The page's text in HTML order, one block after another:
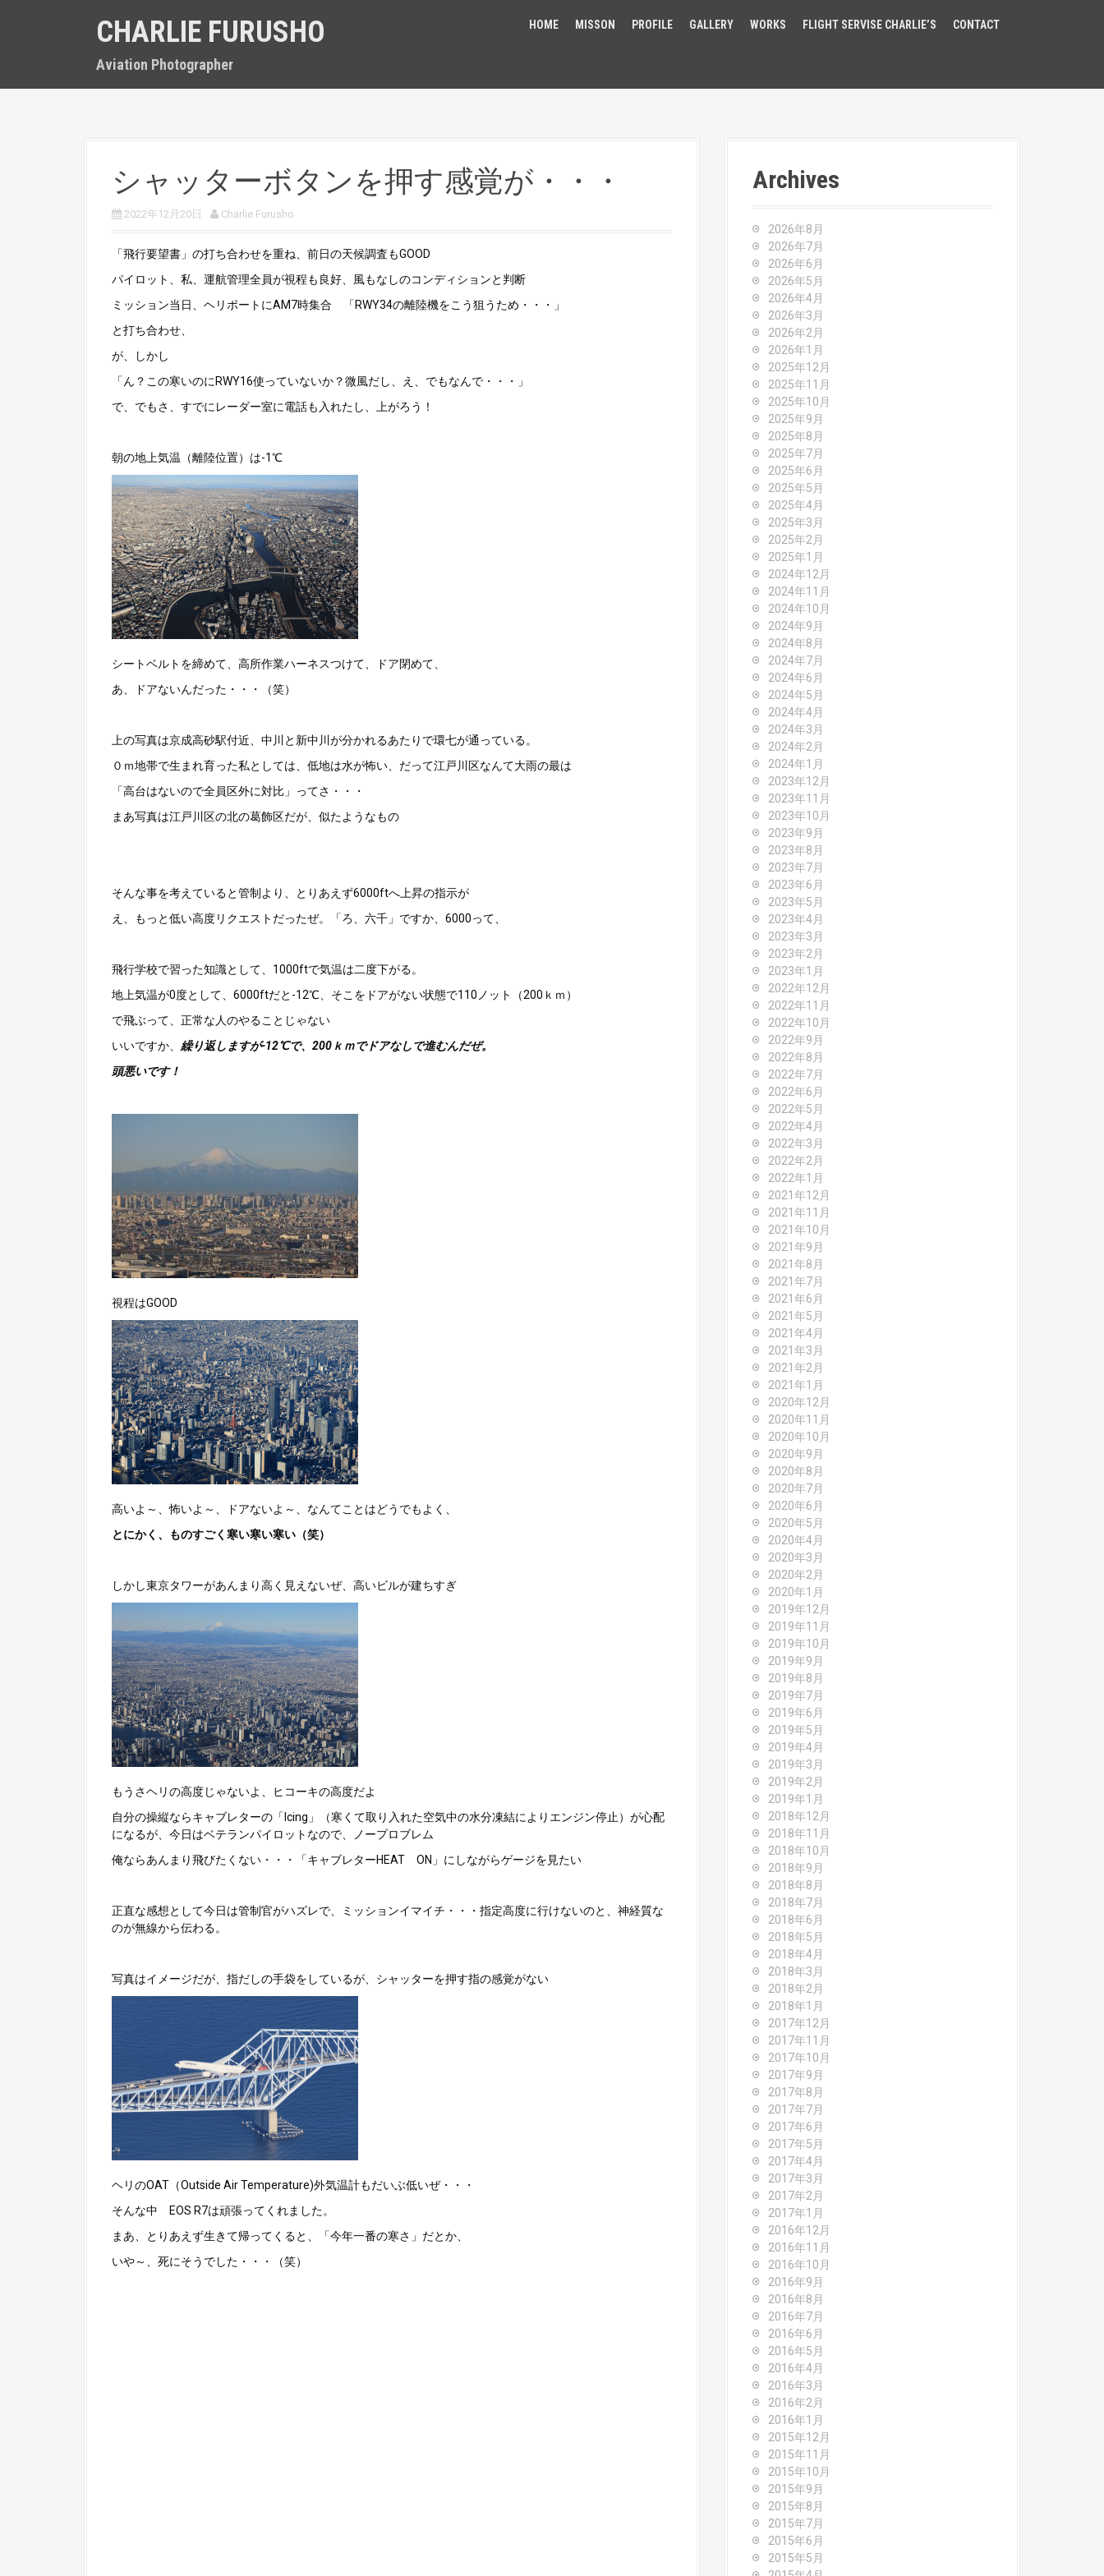
CHARLIE FURUSHO
Aviation Photographer
HOME MISSON PROFILE GALLERY WORKS FLIGHT SERVISE CHARLIE’S CONTACT
シャッターボタンを押す感覚が・・・
2022年12月20日 Charlie Furusho
「飛行要望書」の打ち合わせを重ね、前日の天候調査もGOOD
パイロット、私、運航管理全員が視程も良好、風もなしのコンディションと判断
ミッション当日、ヘリポートにAM7時集合 「RWY34の離陸機をこう狙うため・・・」
と打ち合わせ、
が、しかし
「ん？この寒いのにRWY16使っていないか？微風だし、え、でもなんで・・・」
で、でもさ、すでにレーダー室に電話も入れたし、上がろう！
朝の地上気温（離陸位置）は-1℃
シートベルトを締めて、高所作業ハーネスつけて、ドア閉めて、
あ、ドアないんだった・・・（笑）
上の写真は京成高砂駅付近、中川と新中川が分かれるあたりで環七が通っている。
０ｍ地帯で生まれ育った私としては、低地は水が怖い、だって江戸川区なんて大雨の最は
「高台はないので全員区外に対比」ってさ・・・
まあ写真は江戸川区の北の葛飾区だが、似たようなもの
そんな事を考えていると管制より、とりあえず6000ftへ上昇の指示が
え、もっと低い高度リクエストだったぜ。「ろ、六千」ですか、6000って、
飛行学校で習った知識として、1000ftで気温は二度下がる。
地上気温が0度として、6000ftだと-12℃、そこをドアがない状態で110ノット（200ｋｍ）
で飛ぶって、正常な人のやることじゃない
いいですか、 繰り返しますが-12℃で、200ｋｍでドアなしで進むんだぜ。
頭悪いです！
視程はGOOD
高いよ～、怖いよ～、ドアないよ～、なんてことはどうでもよく、
とにかく、ものすごく寒い寒い寒い（笑）
しかし東京タワーがあんまり高く見えないぜ、高いビルが建ちすぎ
もうさヘリの高度じゃないよ、ヒコーキの高度だよ
自分の操縦ならキャブレターの「Icing」（寒くて取り入れた空気中の水分凍結によりエンジン停止）が心配
になるが、今日はベテランパイロットなので、ノープロブレム
俺ならあんまり飛びたくない・・・「キャブレターHEAT ON」にしながらゲージを見たい
正直な感想として今日は管制官がハズレで、ミッションイマイチ・・・指定高度に行けないのと、神経質な
のが無線から伝わる。
写真はイメージだが、指だしの手袋をしているが、シャッターを押す指の感覚がない
ヘリのOAT（Outside Air Temperature)外気温計もだいぶ低いぜ・・・
そんな中 EOS R7は頑張ってくれました。
まあ、とりあえず生きて帰ってくると、「今年一番の寒さ」だとか、
いや～、死にそうでした・・・（笑）
Archives
2026年8月
2026年7月
2026年6月
2026年5月
2026年4月
2026年3月
2026年2月
2026年1月
2025年12月
2025年11月
2025年10月
2025年9月
2025年8月
2025年7月
2025年6月
2025年5月
2025年4月
2025年3月
2025年2月
2025年1月
2024年12月
2024年11月
2024年10月
2024年9月
2024年8月
2024年7月
2024年6月
2024年5月
2024年4月
2024年3月
2024年2月
2024年1月
2023年12月
2023年11月
2023年10月
2023年9月
2023年8月
2023年7月
2023年6月
2023年5月
2023年4月
2023年3月
2023年2月
2023年1月
2022年12月
2022年11月
2022年10月
2022年9月
2022年8月
2022年7月
2022年6月
2022年5月
2022年4月
2022年3月
2022年2月
2022年1月
2021年12月
2021年11月
2021年10月
2021年9月
2021年8月
2021年7月
2021年6月
2021年5月
2021年4月
2021年3月
2021年2月
2021年1月
2020年12月
2020年11月
2020年10月
2020年9月
2020年8月
2020年7月
2020年6月
2020年5月
2020年4月
2020年3月
2020年2月
2020年1月
2019年12月
2019年11月
2019年10月
2019年9月
2019年8月
2019年7月
2019年6月
2019年5月
2019年4月
2019年3月
2019年2月
2019年1月
2018年12月
2018年11月
2018年10月
2018年9月
2018年8月
2018年7月
2018年6月
2018年5月
2018年4月
2018年3月
2018年2月
2018年1月
2017年12月
2017年11月
2017年10月
2017年9月
2017年8月
2017年7月
2017年6月
2017年5月
2017年4月
2017年3月
2017年2月
2017年1月
2016年12月
2016年11月
2016年10月
2016年9月
2016年8月
2016年7月
2016年6月
2016年5月
2016年4月
2016年3月
2016年2月
2016年1月
2015年12月
2015年11月
2015年10月
2015年9月
2015年8月
2015年7月
2015年6月
2015年5月